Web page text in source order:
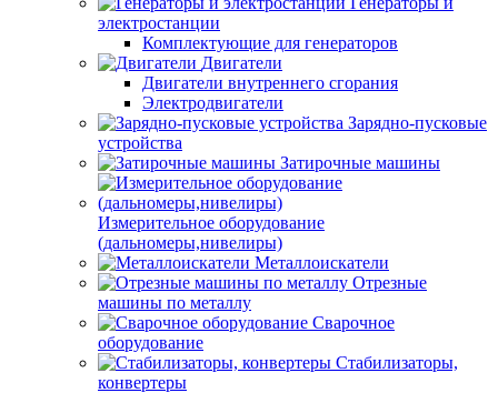
электростанции
Комплектующие для генераторов
Двигатели
Двигатели внутреннего сгорания
Электродвигатели
Зарядно-пусковые
устройства
Затирочные машины
Измерительное оборудование
(дальномеры,нивелиры)
Металлоискатели
Отрезные
машины по металлу
Сварочное
оборудование
Стабилизаторы,
конвертеры